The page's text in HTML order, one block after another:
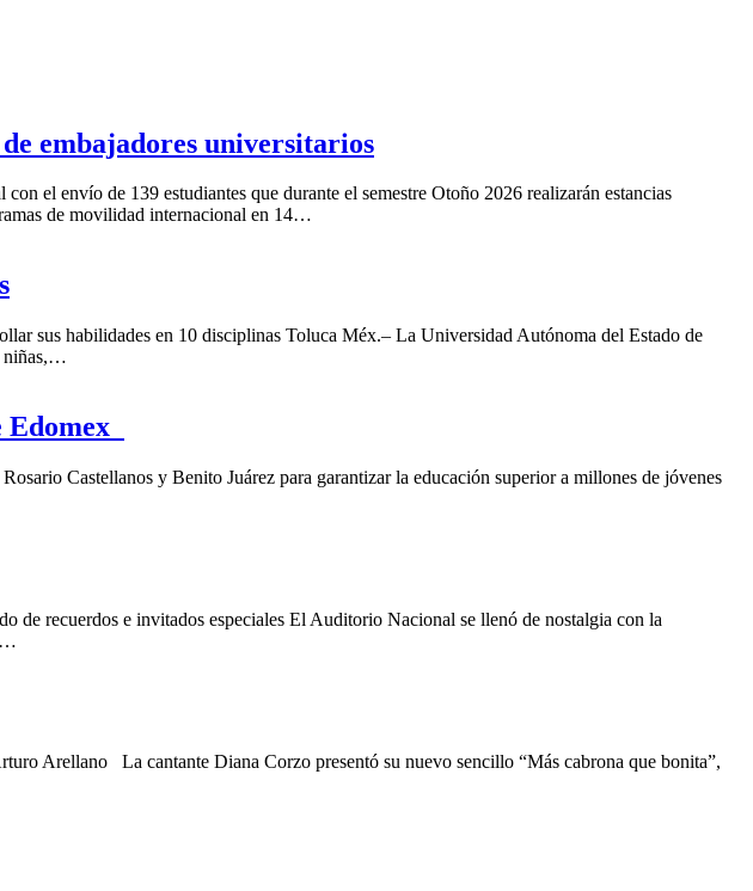
embajadores universitarios
el envío de 139 estudiantes que durante el semestre Otoño 2026 realizarán estancias
de movilidad internacional en 14…
sus habilidades en 10 disciplinas Toluca Méx.– La Universidad Autónoma del Estado de
niñas,…
Edomex
Castellanos y Benito Juárez para garantizar la educación superior a millones de jóvenes
recuerdos e invitados especiales El Auditorio Nacional se llenó de nostalgia con la
Arellano La cantante Diana Corzo presentó su nuevo sencillo “Más cabrona que bonita”,